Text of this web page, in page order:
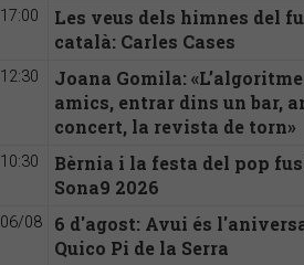
17:00
Les veus dels himnes del
català: Carles Cases
12:30
Joana Gomila:
amics, entrar dins un bar,
concert, la revista de torn»
10:30
Bèrnia i la festa del pop
Sona9 2026
06/08
6 d'agost: Avui és
Quico Pi de la Serra